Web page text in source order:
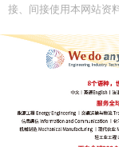
接、间接使用本网站资